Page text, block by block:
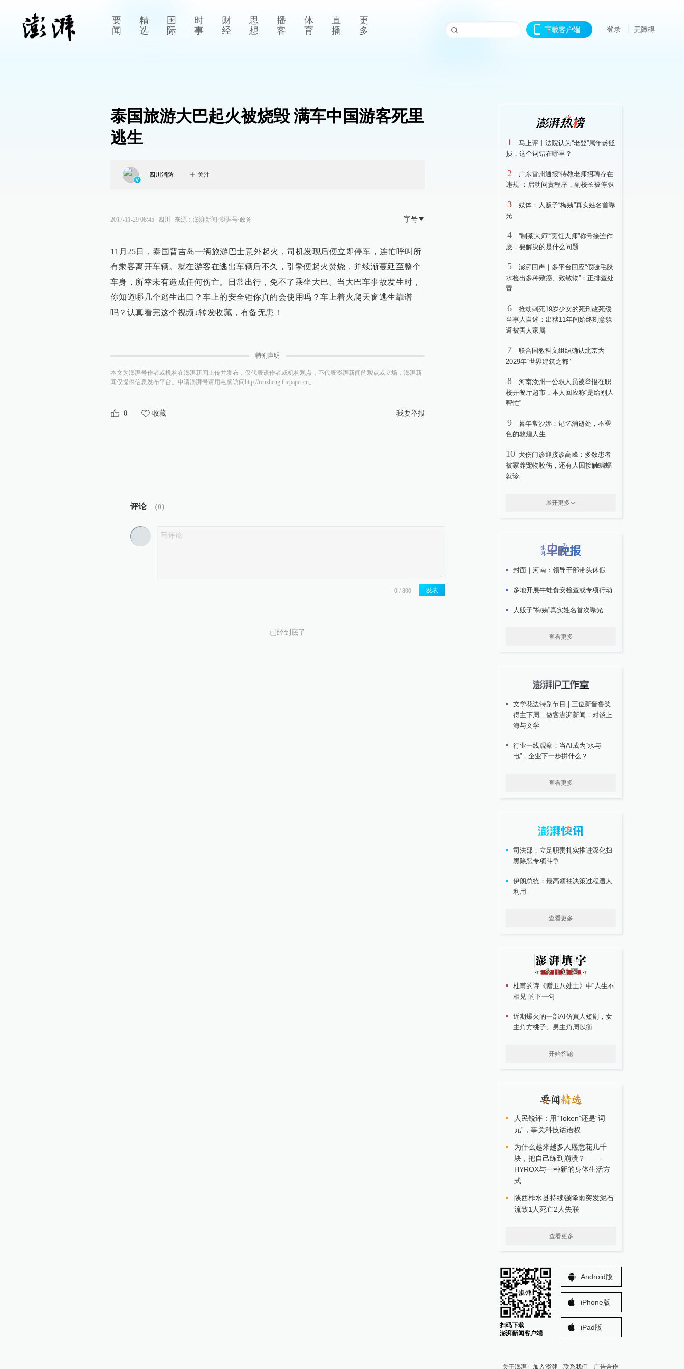
要
闻
精
选
国
际
时
事
财
经
思
想
播
客
体
育
直
播
更
多
下载客户端 登录 无障碍
泰国旅游大巴起火被烧毁 满车中国游客死里
逃生
四川消防 关注
2017-11-29 08:45 四川 来源： 澎湃新闻·澎湃号·政务 字号
11月25日，泰国普吉岛一辆旅游巴士意外起火，司机发现后便立即停车，连忙呼叫所
有乘客离开车辆。就在游客在逃出车辆后不久，引擎便起火焚烧，并续渐蔓延至整个
车身，所幸未有造成任何伤亡。日常出行，免不了乘坐大巴。当大巴车事故发生时，
你知道哪几个逃生出口？车上的安全锤你真的会使用吗？车上着火爬天窗逃生靠谱
吗？认真看完这个视频↓转发收藏，有备无患！
特别声明
本文为澎湃号作者或机构在澎湃新闻上传并发布，仅代表该作者或机构观点，不代表澎湃新闻的观点或立场，澎湃新
闻仅提供信息发布平台。申请澎湃号请用电脑访问http://renzheng.thepaper.cn。
0 收藏 我要举报
评论 （0）
发表
已经到底了
1
马上评丨法院认为“老登”属年龄贬
损，这个词错在哪里？
2
广东雷州通报“特教老师招聘存在
违规”：启动问责程序，副校长被停职
3
媒体：人贩子“梅姨”真实姓名首曝
光
4
“制茶大师”“烹饪大师”称号接连作
废，要解决的是什么问题
5
澎湃回声｜多平台回应“假睫毛胶
水检出多种致癌、致敏物”：正排查处
置
6
抢劫刺死19岁少女的死刑改死缓
当事人自述：出狱11年间始终刻意躲
避被害人家属
7
联合国教科文组织确认北京为
2029年“世界建筑之都”
8
河南汝州一公职人员被举报在职
校开餐厅超市，本人回应称“是给别人
帮忙”
9
暮年常沙娜：记忆消逝处，不褪
色的敦煌人生
10 犬伤门诊迎接诊高峰：多数患者
被家养宠物咬伤，还有人因接触蝙蝠
就诊
展开更多
封面｜河南：领导干部带头休假
多地开展牛蛙食安检查或专项行动
人贩子“梅姨”真实姓名首次曝光
查看更多
文学花边特别节目 | 三位新晋鲁奖
得主下周二做客澎湃新闻，对谈上
海与文学
行业一线观察：当AI成为“水与
电”，企业下一步拼什么？
查看更多
司法部：立足职责扎实推进深化扫
黑除恶专项斗争
伊朗总统：最高领袖决策过程遭人
利用
查看更多
杜甫的诗《赠卫八处士》中“人生不
相见”的下一句
近期爆火的一部AI仿真人短剧，女
主角方桃子、男主角周以衡
开始答题
人民锐评：用“Token”还是“词
元”，事关科技话语权
为什么越来越多人愿意花几千
块，把自己练到崩溃？——
HYROX与一种新的身体生活方
式
陕西柞水县持续强降雨突发泥石
流致1人死亡2人失联
查看更多
扫码下载
澎湃新闻客户端
Android版
iPhone版
iPad版
关于澎湃 加入澎湃 联系我们 广告合作